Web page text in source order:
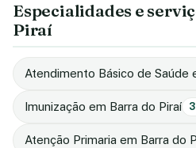
Especialidades e
Piraí
Atendimento Básico de Saúde
Imunização em Barra do Piraí
Atenção Primaria em Barra do